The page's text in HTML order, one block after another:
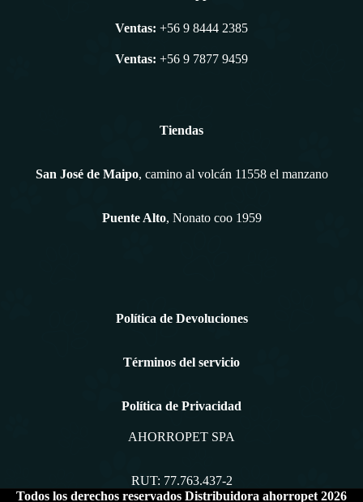
Ventas: +56 9 8444 2385
Ventas: +56 9 7877 9459
Tiendas
San José de Maipo, camino al volcán 11558 el manzano
Puente Alto, Nonato coo 1959
Política de Devoluciones
Términos del servicio
Política de Privacidad
AHORROPET SPA
RUT: 77.763.437-2
Todos los derechos reservados Distribuidora ahorropet 2026